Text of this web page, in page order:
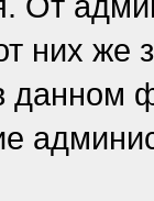
них же
данном